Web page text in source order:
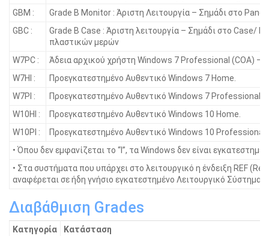
GBM :
Grade B Monitor : Άριστη Λειτουργία – Σημάδι στο
GBC :
Grade B Case : Άριστη λειτουργία – Σημάδι στο Case/
πλαστικών μερών
W7PC :
Άδεια αρχικού χρήστη Windows 7 Professional (COA) –
W7HI :
Προεγκατεστημένο Αυθεντικό Windows 7 Home.
W7PI :
Προεγκατεστημένο Αυθεντικό Windows 7 Professional.
W10HI :
Προεγκατεστημένο Αυθεντικό Windows 10 Home.
W10PI :
Προεγκατεστημένο Αυθεντικό Windows 10 Professional.
• Όπου δεν εμφανίζεται το “I”, τα Windοws δεν είναι
• Στα συστήματα που υπάρχει στο λειτουργικό η ένδειξη REF
αναφέρεται σε ήδη γνήσιο εγκατεστημένο Λειτουργικό Σύστημα.
Διαβάθμιση Grades
Κατηγορία Κατάσταση